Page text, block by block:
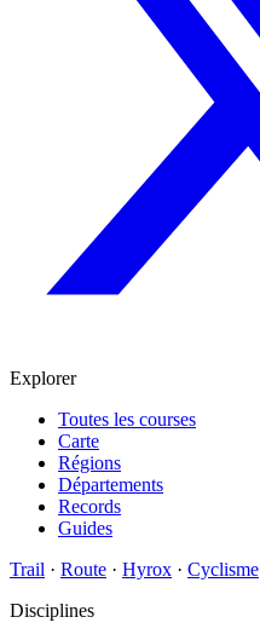
Explorer
Toutes les courses
Carte
Régions
Départements
Records
Guides
Trail · Route · Hyrox · Cyclisme
Disciplines